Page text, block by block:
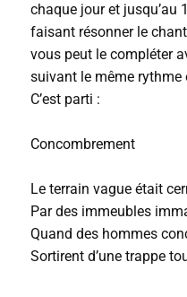
chaque jour et jusqu’au
faisant résonner le
vous peut le compléter
suivant le même rythme
C’est parti :
Concombrement
Le terrain vague était
Par des immeubles
Quand des hommes
Sortirent d’une trappe